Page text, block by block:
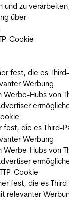
und zu
über
Cookie
fest, die es
Werbung
Werbe-Hubs von
fest, die es Third-
Werbung
Werbe-Hubs von
Cookie
fest, die es
relevanter